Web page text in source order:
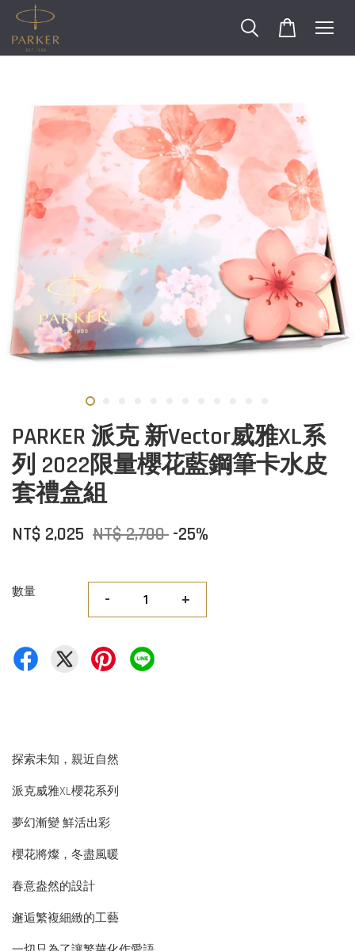
PARKER 派克 新Vector威雅XL系
列 2022限量櫻花藍鋼筆卡水皮
套禮盒組
NT$ 2,025 NT$ 2,700 -25%
數量 - +
探索未知，親近自然
派克威雅XL櫻花系列
夢幻漸變 鮮活出彩
櫻花將燦，冬盡風暖
春意盎然的設計
邂逅繁複細緻的工藝